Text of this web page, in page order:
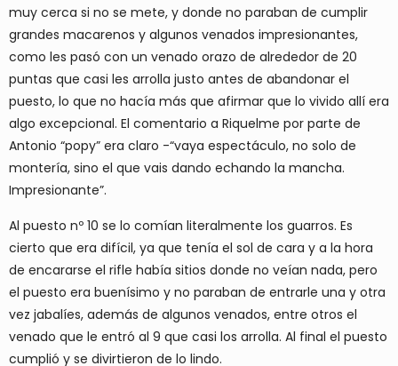
muy cerca si no se mete, y donde no paraban de cumplir
grandes macarenos y algunos venados impresionantes,
como les pasó con un venado orazo de alrededor de 20
puntas que casi les arrolla justo antes de abandonar el
puesto, lo que no hacía más que afirmar que lo vivido allí era
algo excepcional. El comentario a Riquelme por parte de
Antonio “popy” era claro -“vaya espectáculo, no solo de
montería, sino el que vais dando echando la mancha.
Impresionante”.
Al puesto nº 10 se lo comían literalmente los guarros. Es
cierto que era difícil, ya que tenía el sol de cara y a la hora
de encararse el rifle había sitios donde no veían nada, pero
el puesto era buenísimo y no paraban de entrarle una y otra
vez jabalíes, además de algunos venados, entre otros el
venado que le entró al 9 que casi los arrolla. Al final el puesto
cumplió y se divirtieron de lo lindo.